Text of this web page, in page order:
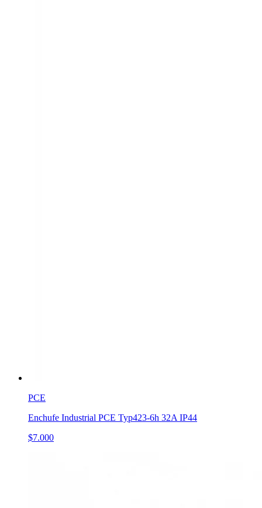
PCE
Enchufe Industrial PCE Typ423-6h 32A IP44
$7.000